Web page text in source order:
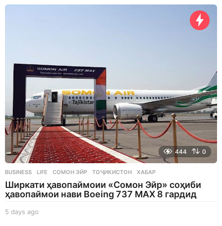
a
444 0
BUSINESS ,LIFE СОМОН ЭЙР ,ТОҶИКИСТОН ,ХАБАР
Ширкати ҳавопаймоии «Сомон Эйр» соҳиби
ҳавопаймои нави Boeing 737 MAX 8 гардид
5 days ago